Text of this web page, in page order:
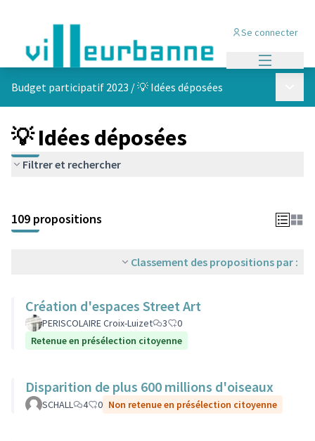
Se connecter
Budget participatif 2023 /💡 Idées déposées
💡 Idées déposées
Filtrer et rechercher
+
−
109 propositions
Classement des propositions par :
Création d'espaces Street Art
PERISCOLAIRE Croix-Luizet 3
0
Retenue en présélection citoyenne
Disparition de plus 600 millions d'oiseaux
SCHALL 4 0 Non retenue en présélection citoyenne